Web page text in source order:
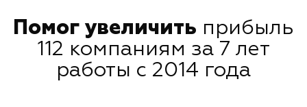
Помог увеличить прибыль
112 компаниям за 7 лет
работы с 2014 года